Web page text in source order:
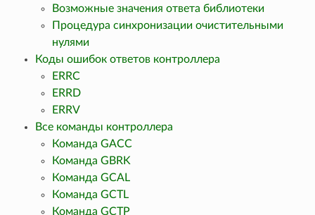
Возможные значения ответа библиотеки
Процедура синхронизации очистительными
нулями
Коды ошибок ответов контроллера
ERRC
ERRD
ERRV
Все команды контроллера
Команда GACC
Команда GBRK
Команда GCAL
Команда GCTL
Команда GCTP